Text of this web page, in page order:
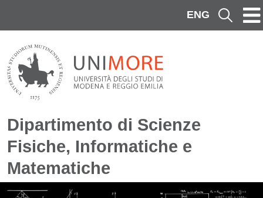
ENG Cerca
Dipartimento di Scienze
Fisiche, Informatiche e
Matematiche
Immagine